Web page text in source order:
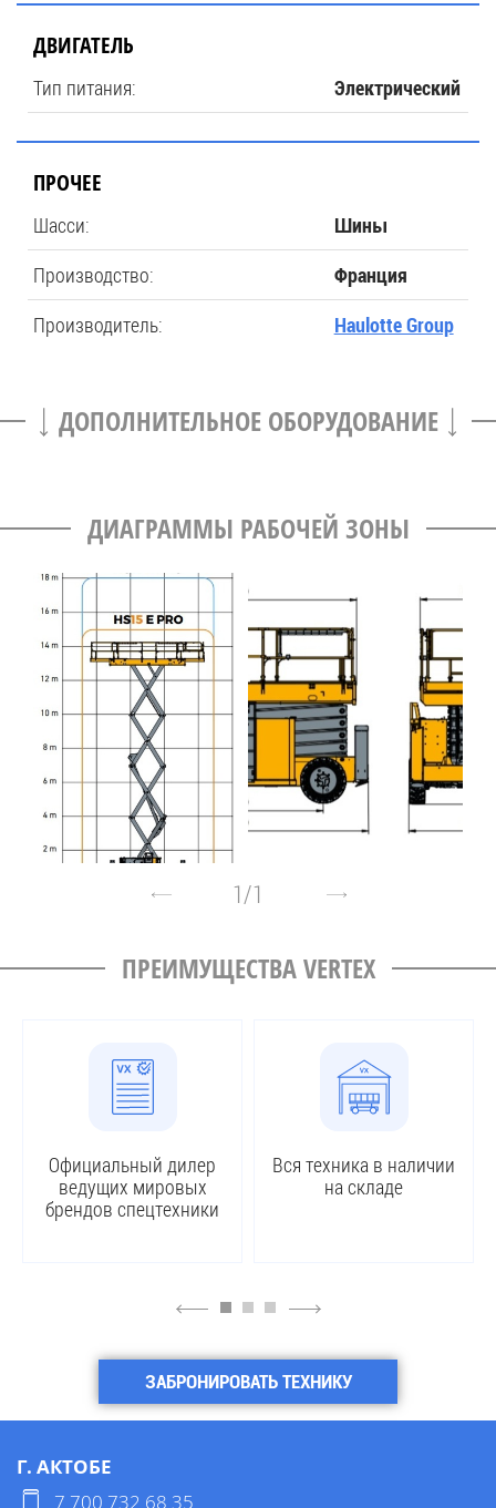
ДВИГАТЕЛЬ
Тип питания: Электрический
ПРОЧЕЕ
Шасси: Шины
Производство: Франция
Производитель: Haulotte Group
ДОПОЛНИТЕЛЬНОЕ ОБОРУДОВАНИЕ
ДИАГРАММЫ РАБОЧЕЙ ЗОНЫ
1/1
ПРЕИМУЩЕСТВА VERTEX
Официальный дилер
ведущих мировых
брендов спецтехники
Вся техника в наличии
на складе
4 6
ЗАБРОНИРОВАТЬ ТЕХНИКУ
Г. АКТОБЕ
7 700 732 68 35